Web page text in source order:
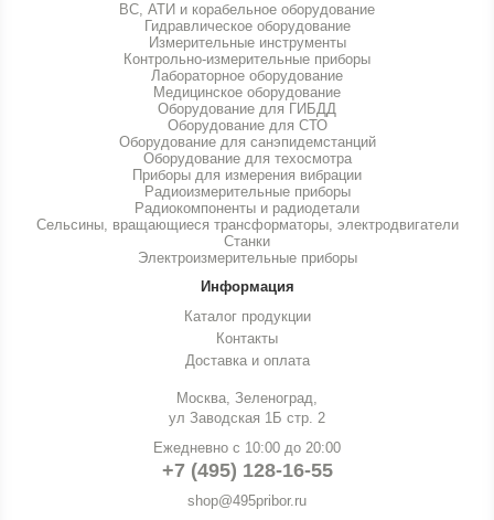
ВС, АТИ и корабельное оборудование
Гидравлическое оборудование
Измерительные инструменты
Контрольно-измерительные приборы
Лабораторное оборудование
Медицинское оборудование
Оборудование для ГИБДД
Оборудование для СТО
Оборудование для санэпидемстанций
Оборудование для техосмотра
Приборы для измерения вибрации
Радиоизмерительные приборы
Радиокомпоненты и радиодетали
Сельсины, вращающиеся трансформаторы, электродвигатели
Станки
Электроизмерительные приборы
Информация
Каталог продукции
Контакты
Доставка и оплата
Москва, Зеленоград,
ул Заводская 1Б стр. 2
Ежедневно с 10:00 до 20:00
+7 (495) 128-16-55
shop@495pribor.ru